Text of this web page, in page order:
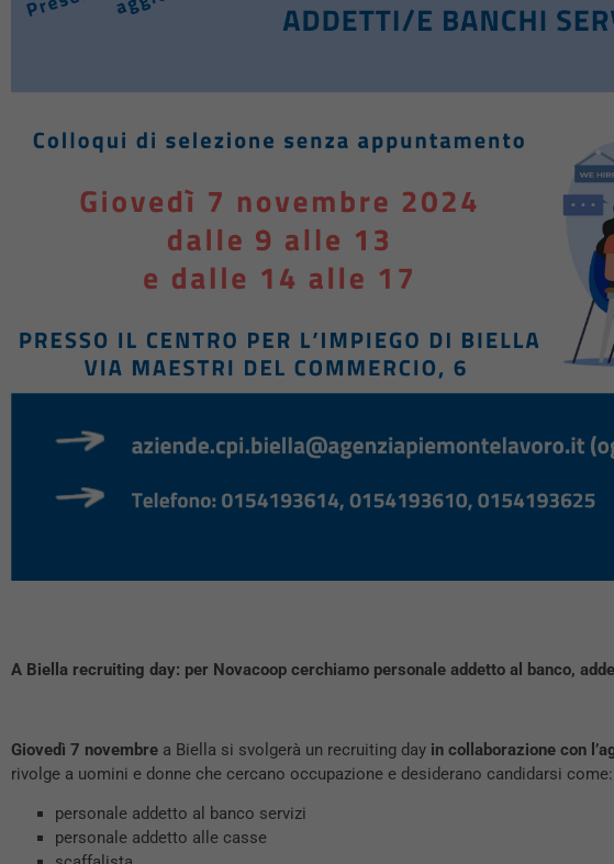
A Biella recruiting day: per Novacoop cerchiamo personale addetto al banco,
Giovedì 7 novembre a Biella si svolgerà un recruiting day in collaborazione con
rivolge a uomini e donne che cercano occupazione e desiderano candidarsi come:
personale addetto al banco servizi
personale addetto alle casse